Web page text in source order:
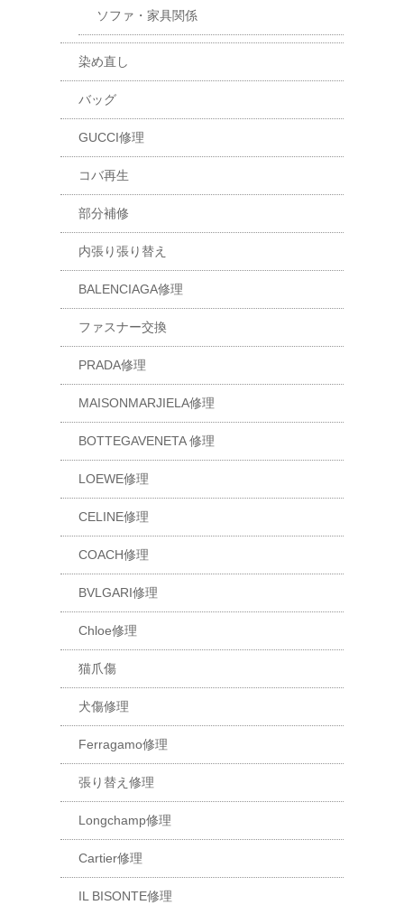
ソファ・家具関係
染め直し
バッグ
GUCCI修理
コバ再生
部分補修
内張り張り替え
BALENCIAGA修理
ファスナー交換
PRADA修理
MAISONMARJIELA修理
BOTTEGAVENETA 修理
LOEWE修理
CELINE修理
COACH修理
BVLGARI修理
Chloe修理
猫爪傷
犬傷修理
Ferragamo修理
張り替え修理
Longchamp修理
Cartier修理
IL BISONTE修理